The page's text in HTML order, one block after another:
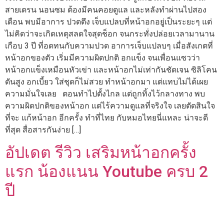
สายเดรน นอนซม ต้องมีคนคอยดูแล และหลังทำผ่านไปสอง
เดือน พบมีอาการ ปวดตึง เจ็บแปลบที่หน้าอกอยู่เป็นระยะๆ แต่
ไม่คิดว่าจะเกิดเหตุสลดใจสุดช็อก จนกระทั่งปล่อยเวลามานาน
เกือบ 3 ปี ที่อดทนกับความปวด อาการเจ็บแปลบๆ เมื่อสังเกตที่
หน้าอกของตัว เริ่มมีความผิดปกติ อกแข็ง จนเพื่อนแซวว่า
หน้าอกแข็งเหมือนหัวเข่า และหน้าอกไม่เท่ากันชัดเจน ซิลิโคน
ดันสูง อกเบี้ยว ใส่ชุดก็ไม่สวย ทำหน้าอกมา แต่แทบไม่ได้เผย
ความมั่นใจเลย ตอนทำไปตั้งไกล แต่ถูกทิ้งไว้กลางทาง พบ
ความผิดปกติของหน้าอก แต่ไร้ความดูแลที่จริงใจ เลยตัดสินใจ
ที่จะ แก้หน้าอก อีกครั้ง ทำที่ไทย กับหมอไทยนี่แหละ น่าจะดี
ที่สุด สื่อสารกันง่าย […]
อัปเดต รีวิว เสริมหน้าอกครั้ง
แรก น้องแนน Youtube ครบ 2
ปี